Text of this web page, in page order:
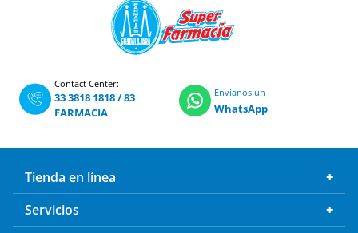
Contact Center:
33 3818 1818/83
FARMACIA
Envíanos un
WhatsApp
Tienda en línea
Servicios